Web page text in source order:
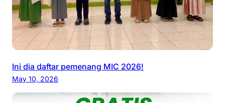
Ini dia daftar pemenang MIC 2026!
May 10, 2026